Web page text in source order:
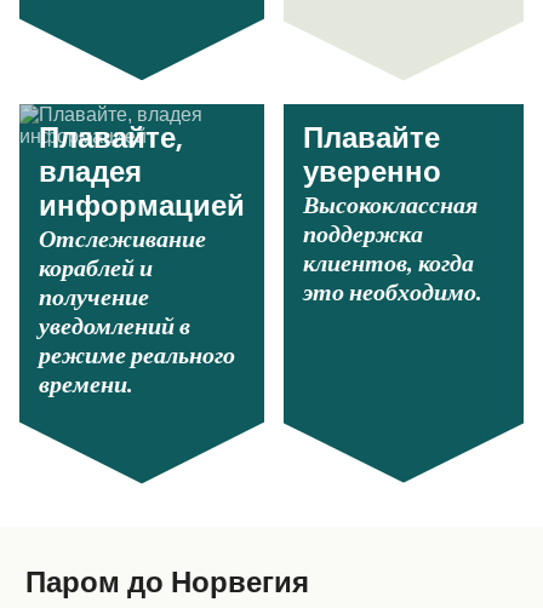
Плавайте,
владея
информацией
Отслеживание
кораблей и
получение
уведомлений в
режиме реального
времени.
Плавайте
уверенно
Высококлассная
поддержка
клиентов, когда
это необходимо.
Паром до Норвегия